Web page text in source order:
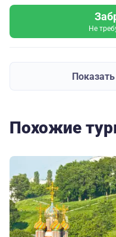
Не
Похожие